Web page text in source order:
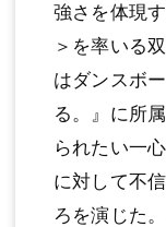
強さを体現
＞を率いる
はダンスボ
る。』に所
られたい⼀
に対して不
ろを演じた